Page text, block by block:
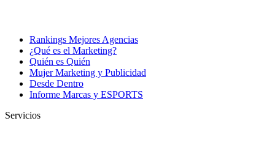
Rankings Mejores Agencias
¿Qué es el Marketing?
Quién es Quién
Mujer Marketing y Publicidad
Desde Dentro
Informe Marcas y ESPORTS
Servicios